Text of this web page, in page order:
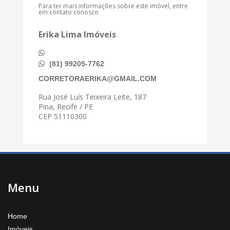
Para ter mais informações sobre este imóvel, entre
em contato conosco
Erika Lima Imóveis
(81) 99205-7762
CORRETORAERIKA@GMAIL.COM
Rua José Luís Teixeira Leite, 187
Pina, Recife / PE
CEP 51110300
Menu
Home